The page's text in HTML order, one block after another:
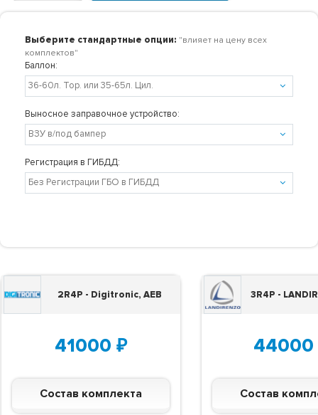
Выберите стандартные опции: "влияет на цену всех
комплектов"
Баллон:
Выносное заправочное устройство:
Регистрация в ГИБДД:
2R4P - Digitronic, AEB
41000 ₽
Состав комплекта
3R4P -
44000
Состав